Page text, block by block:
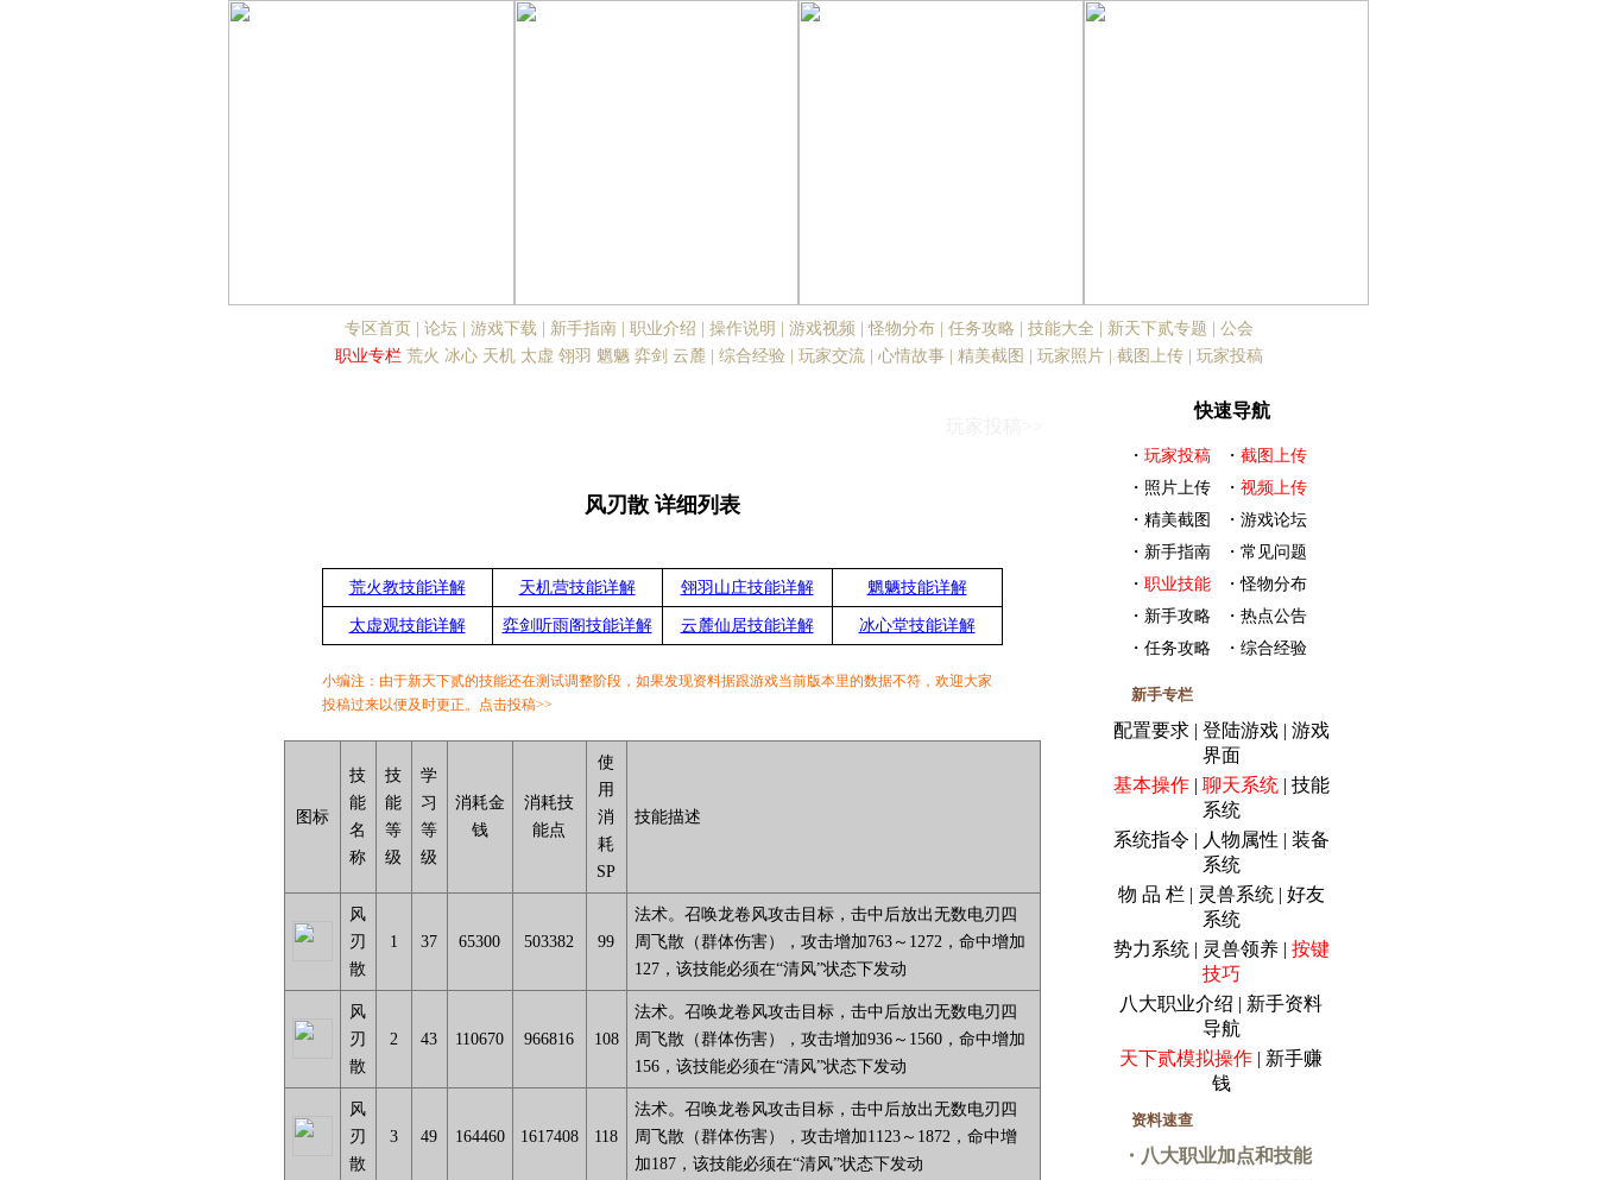
专区首页 论坛| 游戏下载| 新手指南| 职业介绍 操作说明 游戏视频 |怪物分布| 任务攻略 技能大全 新天下贰专题
公会
职业专栏 荒火 冰心 天机 太虚 翎羽 魍魉 弈剑 云麓| 综合经验 玩家交流| 心情故事| 精美截图 玩家照片| 截图上传| 玩家投稿
风刃散 详细列表
荒火教技能详解 天机营技能详解 翎羽山庄技能详解 魍魉技能详解
太虚观技能详解 弈剑听雨阁技能详解 云麓仙居技能详解 冰心堂技能详解
小编注：由于新天下贰的技能还在测试调整阶段，如果发现资料据跟游戏当前版本里的数据不符，欢迎大家
投稿过来以便及时更正。点击投稿>>
图标
技
能
名
称
技
能
等
级
学
习
等
级
消耗金
钱
消耗技
能点
使
用
消
耗
SP
技能描述
风
刃
散
1 37 65300 503382 99
法术。召唤龙卷风攻击目标，击中后放出无数电刃四
周飞散（群体伤害），攻击增加763～1272，命中增加
127，该技能必须在“清风”状态下发动
风
刃
散
2 43 110670 966816 108
法术。召唤龙卷风攻击目标，击中后放出无数电刃四
周飞散（群体伤害），攻击增加936～1560，命中增加
156，该技能必须在“清风”状态下发动
风
刃
散
3 49 164460 1617408 118
法术。召唤龙卷风攻击目标，击中后放出无数电刃四
周飞散（群体伤害），攻击增加1123～1872，命中增
加187，该技能必须在“清风”状态下发动
快速导航
・ 玩家投稿 ・ 截图上传
・ 照片上传 ・ 视频上传
・ 精美截图 ・ 游戏论坛
・ 新手指南 ・ 常见问题
・ 职业技能 ・怪物分布
・ 新手攻略 ・ 热点公告
・ 任务攻略 ・ 综合经验
新手专栏
配置要求 | 登陆游戏| 游戏
界面
基本操作| 聊天系统| 技能
系统
系统指令 | 人物属性 | 装备
系统
物 品 栏| 灵兽系统| 好友
系统
势力系统| 灵兽领养| 按键
技巧
八大职业介绍 | 新手资料
导航
天下贰模拟操作 | 新手赚
钱
资料速查
・八大职业加点和技能